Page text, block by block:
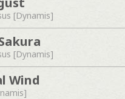
[Dynamis]
[Dynamis]
Wind